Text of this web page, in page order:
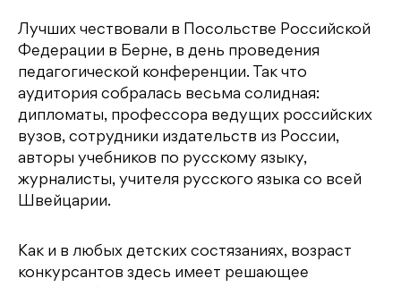
Лучших чествовали в Посольстве Российской
Федерации в Берне, в день проведения
педагогической конференции. Так что
аудитория собралась весьма солидная:
дипломаты, профессора ведущих российских
вузов, сотрудники издательств из России,
авторы учебников по русскому языку,
журналисты, учителя русского языка со всей
Швейцарии.
Как и в любых детских состязаниях, возраст
конкурсантов здесь имеет решающее